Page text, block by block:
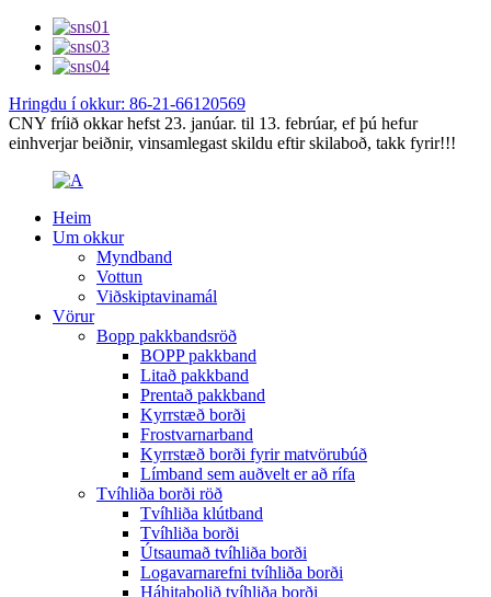
Hringdu í okkur: 86-21-66120569
CNY fríið okkar hefst 23. janúar. til 13. febrúar, ef þú hefur
einhverjar beiðnir, vinsamlegast skildu eftir skilaboð, takk fyrir!!!
Heim
Um okkur
Myndband
Vottun
Viðskiptavinamál
Vörur
Bopp pakkbandsröð
BOPP pakkband
Litað pakkband
Prentað pakkband
Kyrrstæð borði
Frostvarnarband
Kyrrstæð borði fyrir matvörubúð
Límband sem auðvelt er að rífa
Tvíhliða borði röð
Tvíhliða klútband
Tvíhliða borði
Útsaumað tvíhliða borði
Logavarnarefni tvíhliða borði
Háhitaþolið tvíhliða borði